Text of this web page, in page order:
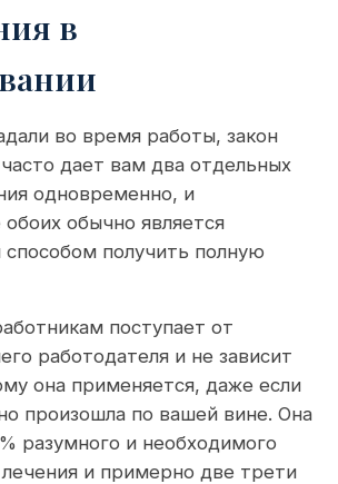
в
во время работы, закон
дает вам два отдельных
одновременно, и
обоих обычно является
получить полную
поступает от
работодателя и не зависит
она применяется, даже если
произошла по вашей вине. Она
разумного и необходимого
и примерно две трети